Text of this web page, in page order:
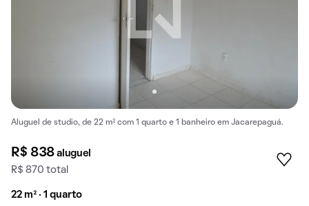
Aluguel de studio, de 22 m² com 1 quarto e 1 banheiro em Jacarepaguá.
R$ 838aluguel
R$ 870 total
22 m² · 1 quarto